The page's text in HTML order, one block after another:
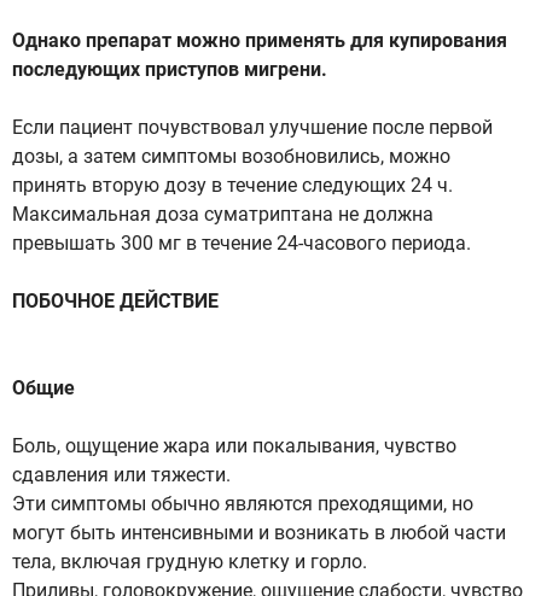
Однако препарат можно применять для купирования
последующих приступов мигрени.
Если пациент почувствовал улучшение после первой
дозы, а затем симптомы возобновились, можно
принять вторую дозу в течение следующих 24 ч.
Максимальная доза суматриптана не должна
превышать 300 мг в течение 24-часового периода.
ПОБОЧНОЕ ДЕЙСТВИЕ
Общие
Боль, ощущение жара или покалывания, чувство
сдавления или тяжести.
Эти симптомы обычно являются преходящими, но
могут быть интенсивными и возникать в любой части
тела, включая грудную клетку и горло.
Приливы, головокружение, ощущение слабости, чувство